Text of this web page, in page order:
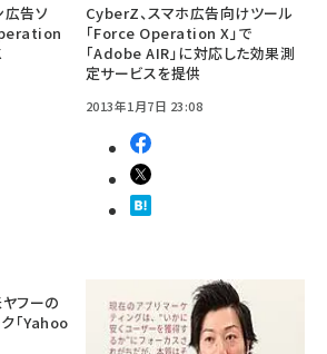
広告ソ
CyberZ、スマホ広告向けツール
「Force Operation X」で
「Adobe AIR」に対応した効果測
定サービスを提供
2013年1月7日 23:08
フーの
「Yahoo